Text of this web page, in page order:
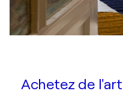
Achetez de